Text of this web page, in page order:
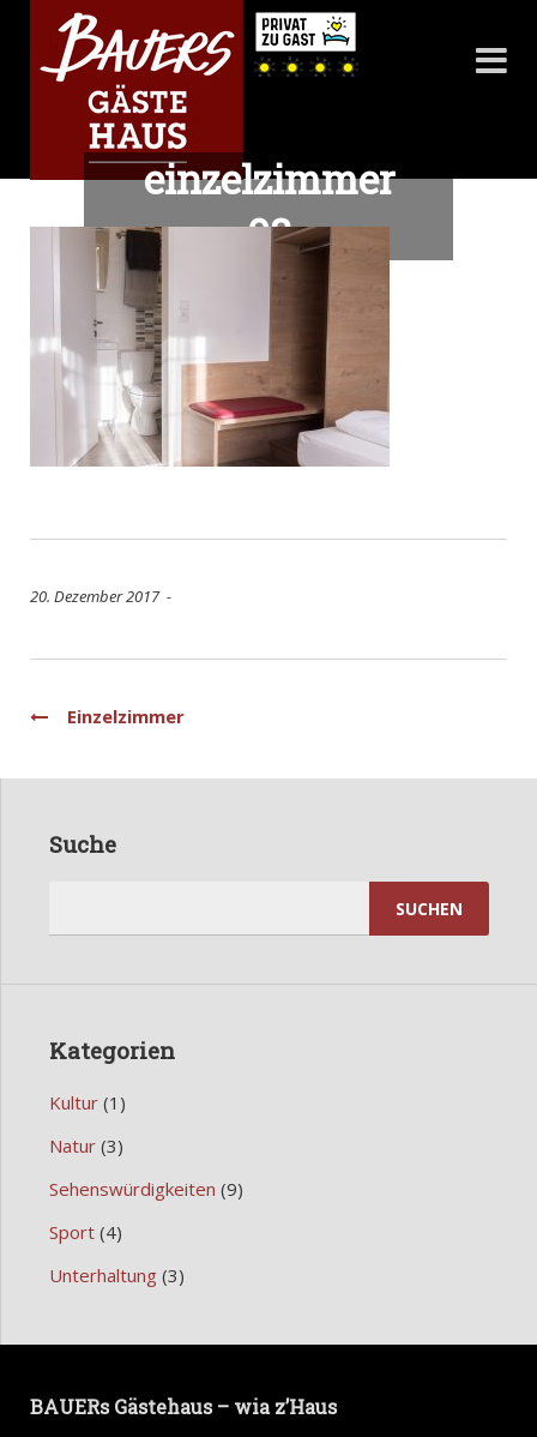
einzelzimmer
08
20. Dezember 2017 -
Beitragsnavigation
Einzelzimmer
Suche
Kategorien
Kultur (1)
Natur (3)
Sehenswürdigkeiten (9)
Sport (4)
Unterhaltung (3)
BAUERs Gästehaus – wia z’Haus